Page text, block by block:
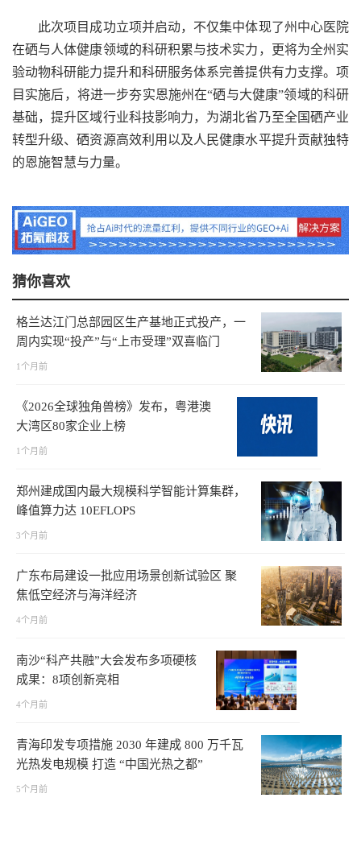
此次项目成功立项并启动，不仅集中体现了州中心医院
在硒与人体健康领域的科研积累与技术实力，更将为全州实
验动物科研能力提升和科研服务体系完善提供有力支撑。项
目实施后，将进一步夯实恩施州在“硒与大健康”领域的科研
基础，提升区域行业科技影响力，为湖北省乃至全国硒产业
转型升级、硒资源高效利用以及人民健康水平提升贡献独特
的恩施智慧与力量。
猜你喜欢
格兰达江门总部园区生产基地正式投产，一
周内实现“投产”与“上市受理”双喜临门
1个月前
《2026全球独角兽榜》发布，粤港澳
大湾区80家企业上榜
1个月前
郑州建成国内最大规模科学智能计算集群，
峰值算力达 10EFLOPS
3个月前
广东布局建设一批应用场景创新试验区 聚
焦低空经济与海洋经济
4个月前
南沙“科产共融”大会发布多项硬核
成果：8项创新亮相
4个月前
青海印发专项措施 2030 年建成 800 万千瓦
光热发电规模 打造 “中国光热之都”
5个月前